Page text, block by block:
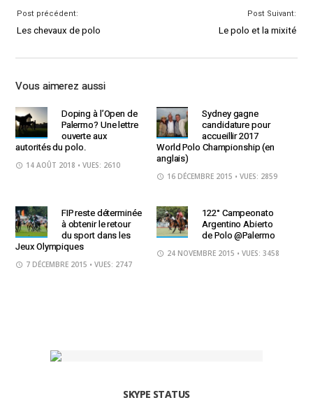
Post précédent:
Les chevaux de polo
Post Suivant:
Le polo et la mixité
Vous aimerez aussi
Doping à l’Open de
Palermo? Une lettre
ouverte aux
autorités du polo.
14 AOÛT 2018 • VUES: 2610
Sydney gagne
candidature pour
accueillir 2017
World Polo Championship (en
anglais)
16 DÉCEMBRE 2015 • VUES: 2859
FIP reste déterminée
à obtenir le retour
du sport dans les
Jeux Olympiques
7 DÉCEMBRE 2015 • VUES: 2747
122° Campeonato
Argentino Abierto
de Polo @Palermo
24 NOVEMBRE 2015 • VUES: 3458
SKYPE STATUS